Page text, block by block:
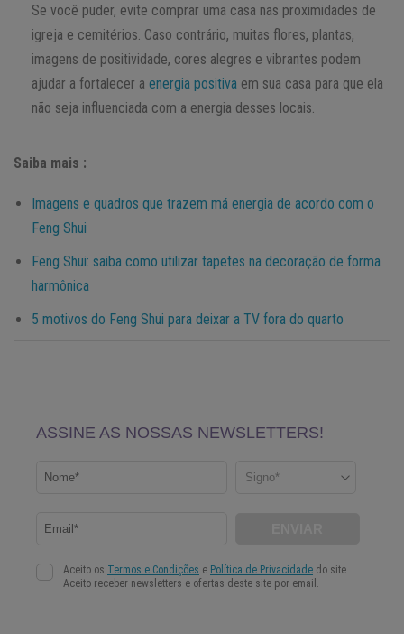
Se você puder, evite comprar uma casa nas proximidades de
igreja e cemitérios. Caso contrário, muitas flores, plantas,
imagens de positividade, cores alegres e vibrantes podem
ajudar a fortalecer a energia positiva em sua casa para que ela
não seja influenciada com a energia desses locais.
Saiba mais :
Imagens e quadros que trazem má energia de acordo com o
Feng Shui
Feng Shui: saiba como utilizar tapetes na decoração de forma
harmônica
5 motivos do Feng Shui para deixar a TV fora do quarto